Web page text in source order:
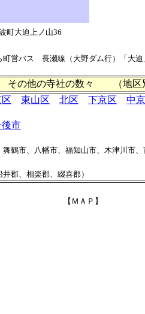
町大迫上ノ山36
営バス 長瀬線（大野ダム行）「大迫
その他の寺社の数々 （地区
区 東山区 北区 下京区
中
市
舞鶴市、八幡市、福知山市、木津川市
井郡、相楽郡、綴喜郡）
【ＭＡＰ】